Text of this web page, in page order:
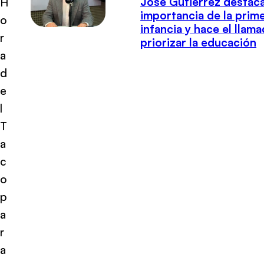
o
r
a
d
e
l
T
a
c
o
p
a
r
a
importancia de la
infancia y hace el
priorizar la educación